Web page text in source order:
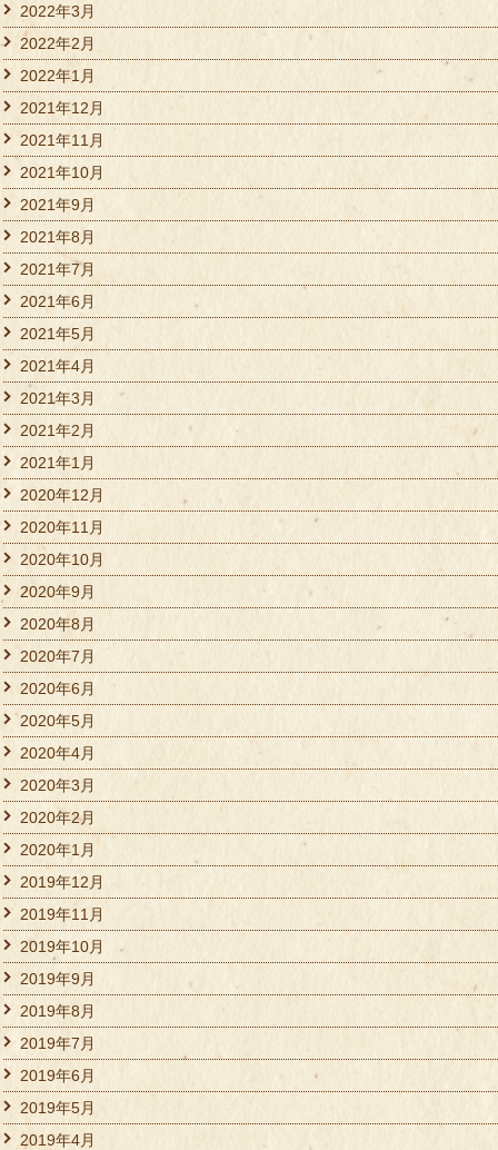
2022年3月
2022年2月
2022年1月
2021年12月
2021年11月
2021年10月
2021年9月
2021年8月
2021年7月
2021年6月
2021年5月
2021年4月
2021年3月
2021年2月
2021年1月
2020年12月
2020年11月
2020年10月
2020年9月
2020年8月
2020年7月
2020年6月
2020年5月
2020年4月
2020年3月
2020年2月
2020年1月
2019年12月
2019年11月
2019年10月
2019年9月
2019年8月
2019年7月
2019年6月
2019年5月
2019年4月